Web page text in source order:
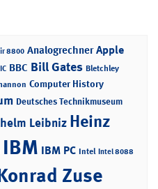
8800 Analogrechner Apple
BBC Bill Gates Bletchley
Computer History
Deutsches Technikmuseum
Leibniz Heinz
IBM IBM PC Intel Intel 8088
Zuse